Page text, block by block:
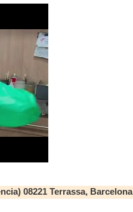
08221 Terrassa, Barcelona